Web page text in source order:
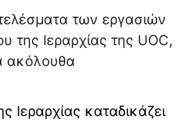
των εργασιών
της Ιεραρχίας της UOC,
ακόλουθα
Ιεραρχίας καταδικάζει